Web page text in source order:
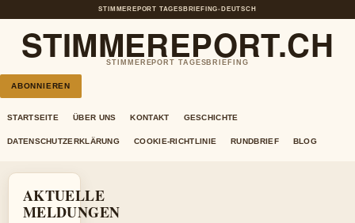
STIMMEREPORT TAGESBRIEFING• DEUTSCH
STIMMEREPORT.CH
STIMMEREPORT TAGESBRIEFING
ABONNIEREN
STARTSEITE ÜBER UNS KONTAKT GESCHICHTE
DATENSCHUTZERKLÄRUNG COOKIE-RICHTLINIE RUNDBRIEF BLOG
AKTUELLE
MELDUNGEN